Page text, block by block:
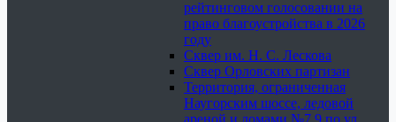
рейтинговом голосовании на
право благоустройства в 2026
году
Сквер им. Н. С. Лескова
Сквер Орловских партизан
Территория, ограниченная
Наугорским шоссе, ледовой
ареной и домами №7,9 по ул.